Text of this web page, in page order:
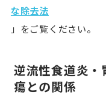
な除去法
」をご覧ください。
逆流性食道炎
瘍との関係